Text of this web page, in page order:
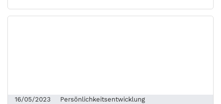
16/05/2023 Persönlichkeitsentwicklung